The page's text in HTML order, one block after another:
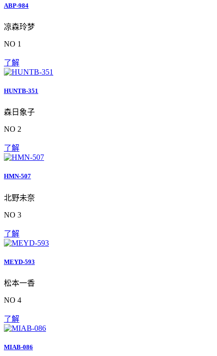
ABP-984
凉森玲梦
NO 1
了解
HUNTB-351
森日象子
NO 2
了解
HMN-507
北野未奈
NO 3
了解
MEYD-593
松本一香
NO 4
了解
MIAB-086